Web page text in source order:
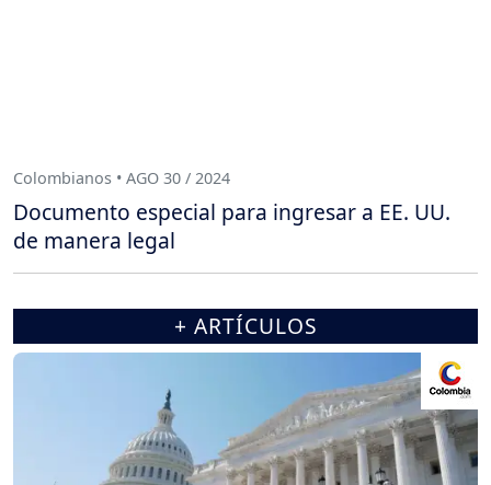
Colombianos • AGO 30 / 2024
Documento especial para ingresar a EE. UU.
de manera legal
+ ARTÍCULOS